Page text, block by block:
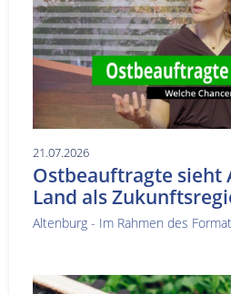
21.07.2026
Ostbeauftragte sieht
Land als
Altenburg - Im Rahmen des